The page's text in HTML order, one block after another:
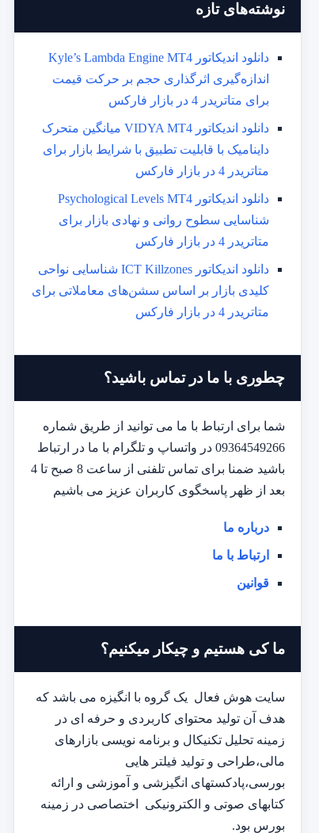
نوشته‌های تازه
دانلود اندیکاتور Kyle’s Lambda Engine MT4
اندازه‌گیری اثرگذاری حجم بر حرکت قیمت
برای متاتریدر 4 در بازار فارکس
دانلود اندیکاتور VIDYA MT4 میانگین متحرک
داینامیک با قابلیت تطبیق با شرایط بازار برای
متاتریدر 4 در بازار فارکس
دانلود اندیکاتور Psychological Levels MT4
شناسایی سطوح روانی و نهادی بازار برای
متاتریدر 4 در بازار فارکس
دانلود اندیکاتور ICT Killzones شناسایی نواحی
کلیدی بازار بر اساس سشن‌های معاملاتی برای
متاتریدر 4 در بازار فارکس
چطوری با ما در تماس باشید؟
شما برای ارتباط با ما می توانید از طریق شماره
09364549266 در واتساپ و تلگرام با ما در ارتباط
باشید ضمنا برای تماس تلفنی از ساعت 8 صبح تا 4
بعد از ظهر پاسخگوی کاربران عزیز می باشیم
درباره ما
ارتباط با ما
قوانین
ما کی هستیم و چیکار میکنیم؟
سایت هوش فعال یک گروه با انگیزه می باشد که
هدف آن تولید محتوای کاربردی و حرفه ای در
زمینه تحلیل تکنیکال و برنامه نویسی بازارهای
مالی،طراحی و تولید فیلتر هایی
بورسی،پادکستهای انگیزشی و آموزشی و ارائه
کتابهای صوتی و الکترونیکی اختصاصی در زمینه
بورس بود.